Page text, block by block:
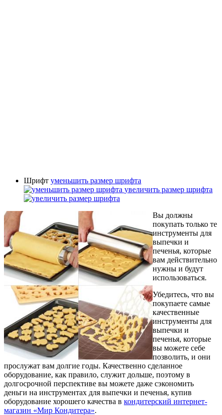
Шрифт уменьшить размер шрифта
увеличить размер шрифта
Вы должны
покупать только те
инструменты для
выпечки и
печенья, которые
вам действительно
нужны и будут
использоваться.
Убедитесь, что вы
покупаете самые
качественные
инструменты для
выпечки и
печенья, которые
вы можете себе
позволить, и они
прослужат вам долгие годы. Качественно сделанное
оборудование, как правило, служит дольше, поэтому в
долгосрочной перспективе вы можете даже сэкономить
деньги на инструментах для выпечки и печенья, купив
оборудование хорошего качества в кондитерский интернет-
магазин «Мир Кондитера».